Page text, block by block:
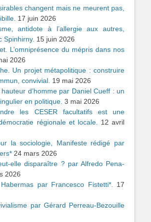
changent mais ne meurent pas,
17 juin 2026
antidote à l’allergie aux autres,
Spinhirny. 15 juin 2026
L’omniprésence du mépris dans nos
2026
Un projet métapolitique : construire
convivial. 19 mai 2026
d’homme par Daniel Cueff : un
en politique. 3 mai 2026
les CESER facultatifs est une
régionale et locale.
12 avril
la sociologie, Manifeste rédigé par
24 mars 2026
elle disparaître ? par Alfredo Pena-
2026
par Francesco Fistetti*.
17
par Gérard Perreau-Bezouille